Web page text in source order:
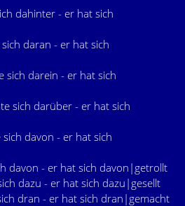
dahinter - er hat sich
daran - er hat sich
sich darein - er hat sich
sich darüber - er hat sich
davon - er hat sich
davon - er hat sich davon|getrollt
dazu - er hat sich dazu|gesellt
dran - er hat sich dran|gemacht